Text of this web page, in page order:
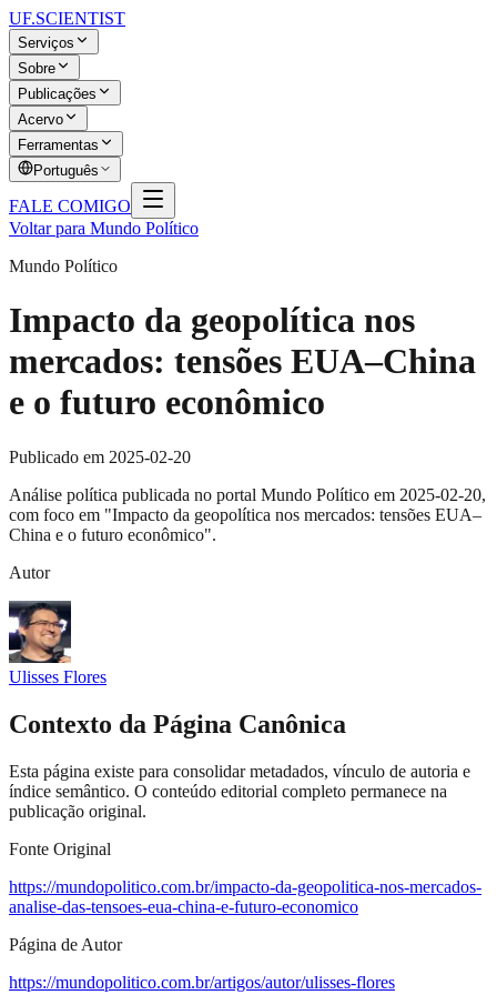
UF.SCIENTIST
Serviços
Sobre
Publicações
Acervo
Ferramentas
Português
FALE COMIGO
Voltar para Mundo Político
Mundo Político
Impacto da geopolítica nos
mercados: tensões EUA–China
e o futuro econômico
Publicado em 2025-02-20
Análise política publicada no portal Mundo Político em 2025-02-20,
com foco em "Impacto da geopolítica nos mercados: tensões EUA–
China e o futuro econômico".
Autor
Ulisses Flores
Contexto da Página Canônica
Esta página existe para consolidar metadados, vínculo de autoria e
índice semântico. O conteúdo editorial completo permanece na
publicação original.
Fonte Original
https://mundopolitico.com.br/impacto-da-geopolitica-nos-mercados-
analise-das-tensoes-eua-china-e-futuro-economico
Página de Autor
https://mundopolitico.com.br/artigos/autor/ulisses-flores